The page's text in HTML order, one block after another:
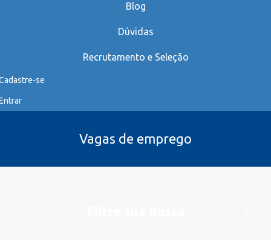
Blog
Dúvidas
Recrutamento e Seleção
se
Vagas de emprego